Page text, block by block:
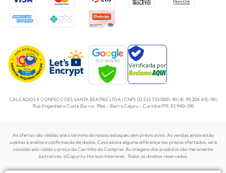
Verificada por
CALCADOS E CONFECCOES SANTA BEATRIZ LTDA | CNPJ: 03.533.731/0001-90 | IE: 90.204.415-90 |
Rua Engenheiro Costa Barros, 1966 - Bairro Cajuru - Curitiba/PR, 82.940-010
As ofertas são válidas até o término de nossos estoques sem prévio aviso. As vendas ainda estão
sujeitas à análise e confirmação de dados. Caso exista alguma diferença nos preçosofertados, será
considerado válido o preço do Carrinho de Compras. As imagens dos produtos são meramente
ilustrativas. ©Copyrity Horizon Interiores . Todos os direitos reservados.